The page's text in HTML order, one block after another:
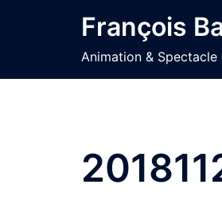
François
Animation & Spectacle